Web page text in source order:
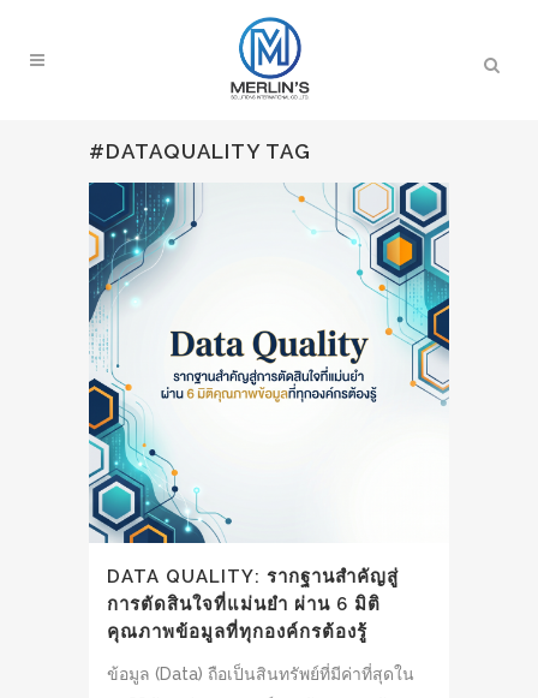
#DATAQUALITY TAG
DATA QUALITY: รากฐานสำคัญสู่
การตัดสินใจที่แม่นยำ ผ่าน 6 มิติ
คุณภาพข้อมูลที่ทุกองค์กรต้องรู้
ข้อมูล (Data) ถือเป็นสินทรัพย์ที่มีค่าที่สุดใน